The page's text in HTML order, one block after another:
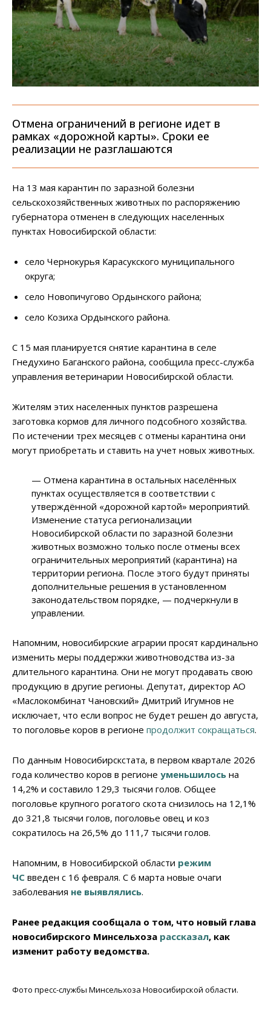
Отмена ограничений в регионе идет в
рамках «дорожной карты». Сроки ее
реализации не разглашаются
На 13 мая карантин по заразной болезни
сельскохозяйственных животных по распоряжению
губернатора отменен в следующих населенных
пунктах Новосибирской области:
село Чернокурья Карасукского муниципального
округа;
село Новопичугово Ордынского района;
село Козиха Ордынского района.
С 15 мая планируется снятие карантина в селе
Гнедухино Баганского района, сообщила пресс-служба
управления ветеринарии Новосибирской области.
Жителям этих населенных пунктов разрешена
заготовка кормов для личного подсобного хозяйства.
По истечении трех месяцев с отмены карантина они
могут приобретать и ставить на учет новых животных.
— Отмена карантина в остальных населённых
пунктах осуществляется в соответствии с
утверждённой «дорожной картой» мероприятий.
Изменение статуса регионализации
Новосибирской области по заразной болезни
животных возможно только после отмены всех
ограничительных мероприятий (карантина) на
территории региона. После этого будут приняты
дополнительные решения в установленном
законодательством порядке, — подчеркнули в
управлении.
Напомним, новосибирские аграрии просят кардинально
изменить меры поддержки животноводства из-за
длительного карантина. Они не могут продавать свою
продукцию в другие регионы. Депутат, директор АО
«Маслокомбинат Чановский» Дмитрий Игумнов не
исключает, что если вопрос не будет решен до августа,
то поголовье коров в регионе продолжит сокращаться.
По данным Новосибирскстата, в первом квартале 2026
года количество коров в регионе уменьшилось на
14,2% и составило 129,3 тысячи голов. Общее
поголовье крупного рогатого скота снизилось на 12,1%
до 321,8 тысячи голов, поголовье овец и коз
сократилось на 26,5% до 111,7 тысячи голов.
Напомним, в Новосибирской области режим
ЧС введен с 16 февраля. С 6 марта новые очаги
заболевания не выявлялись.
Ранее редакция сообщала о том, что новый глава
новосибирского Минсельхоза рассказал, как
изменит работу ведомства.
Фото пресс-службы Минсельхоза Новосибирской области.